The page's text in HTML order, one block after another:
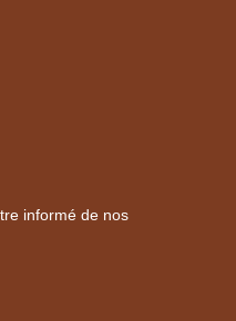
informé de nos